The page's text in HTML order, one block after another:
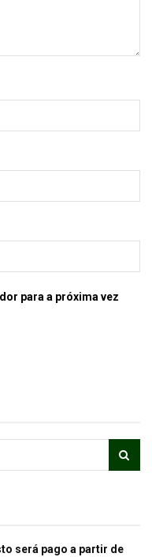
para a próxima vez
será pago a partir de